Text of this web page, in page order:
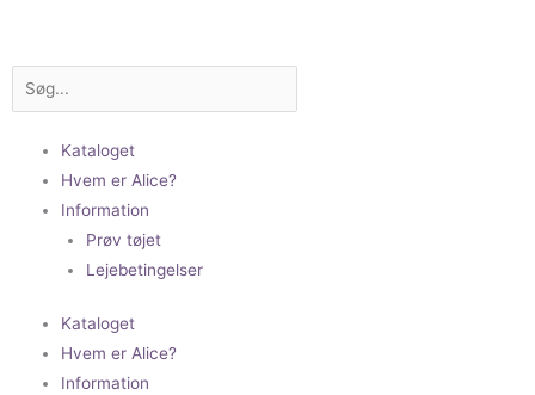
indholdet
Søg
Kataloget
Hvem er Alice?
Information
Prøv tøjet
Lejebetingelser
Kataloget
Hvem er Alice?
Information